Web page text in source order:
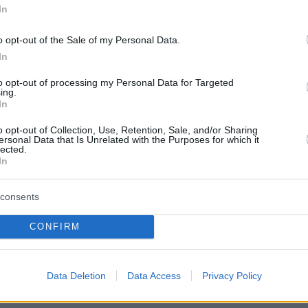
opt-out of the Sale of my Personal Data.
opt-out of processing my Personal Data for Targeted
opt-out of Collection, Use, Retention, Sale, and/or Sharing
Data that Is Unrelated with the Purposes for which it
CONFIRM
Data Deletion Data Access Privacy Policy
(7)
13:02
ντροπή... Γονείς κρατάτε γερά...